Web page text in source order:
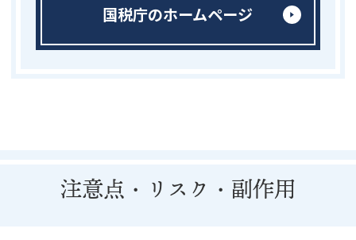
国税庁のホームページ
注意点・リスク・副作用